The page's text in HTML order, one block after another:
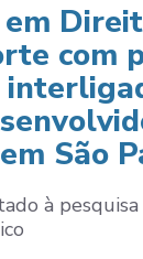
com
São
à